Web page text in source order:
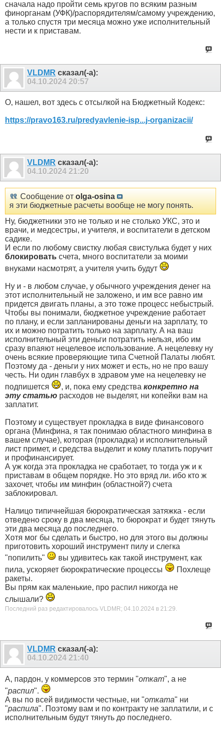
сначала надо пройти семь кругов по всяким разным
финорганам (УФК)/распорядителям/самому учреждению,
а только спустя три месяца можно уже исполнительный
нести и к приставам.
VLDMR сказал(-а):
04.10.2024 20:57
О, нашел, вот здесь с отсылкой на Бюджетный Кодекс:
https://pravo163.ru/predyavlenie-isp...j-organizacii/
VLDMR сказал(-а):
04.10.2024 21:20
Сообщение от olga-osina
я эти бюджетные расчеты вообще не могу понять.
Ну, бюджетники это не только и не столько УКС, это и
врачи, и медсестры, и учителя, и воспитатели в детском
садике.
И если по любому свистку любая свистулька будет у них
блокировать счета, много воспитатели за моими
внуками насмотрят, а учителя учить будут
Ну и - в любом случае, у обычного учреждения денег на
этот исполнительный не заложено, и им все равно им
придется двигать планы, а это тоже процесс небыстрый.
Чтобы вы понимали, бюджетное учреждение работает
по плану, и если запланированы деньги на зарплату, то
их и можно потратить только на зарплату. А на ваш
исполнительный эти деньги потратить нельзя, ибо им
сразу впаяют нецелевое использование. А нецелевку ну
очень всякие проверяющие типа Счетной Палаты любят.
Поэтому да - деньги у них может и есть, но не про вашу
честь. Ни один главбух в здравом уме на нецелевку не
подпишется
, и, пока ему средства конкретно на
эту статью расходов не выделят, ни копейки вам на
заплатит.
Поэтому и существует прокладка в виде финансового
органа (Минфина, я так понимаю областного минфина в
вашем случае), которая (прокладка) и исполнительный
лист примет, и средства выделит и кому платить поручит
и профинансирует.
А уж когда эта прокладка не сработает, то тогда уж и к
приставам в общем порядке. Но это вряд ли. ибо кто ж
захочет, чтобы им минфин (областной?) счета
заблокировал.
Налицо типичнейшая бюрократическая затяжка - если
отведено сроку в два месяца, то бюрократ и будет тянуть
эти два месяца до последнего.
Хотя мог бы сделать и быстро, но для этого вы должны
приготовить хороший инструмент пилу и слегка
"попилить"
вы удивитесь как такой инструмент, как
пила, ускоряет бюрократические процессы
Похлеще
ракеты.
Вы прям как маленькие, про распил никогда не
слышали?
Последний раз редактировалось VLDMR; 04.10.2024 в 21:29.
VLDMR сказал(-а):
04.10.2024 21:40
А, пардон, у коммерсов это термин "откат", а не
"распил".
А вы по всей видимости честные, ни "отката" ни
"распила". Поэтому вам и по контракту не заплатили, и с
исполнительным будут тянуть до последнего.